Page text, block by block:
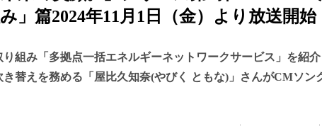
」篇2024年11月1日（金）より放送開始
り組み「多拠点一括エネルギーネットワークサービス」を紹
替えを務める「屋比久知奈(やびく ともな)」さんがCMソン